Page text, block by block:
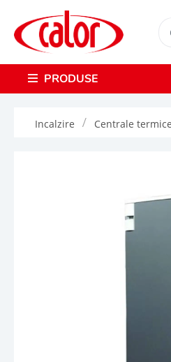
PRODUSE
Incalzire Centrale